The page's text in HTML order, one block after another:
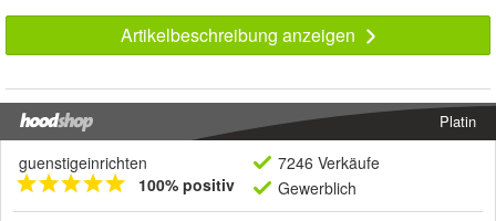
Artikelbeschreibung anzeigen
Platin
guenstigeinrichten
100% positiv
7246 Verkäufe
Gewerblich